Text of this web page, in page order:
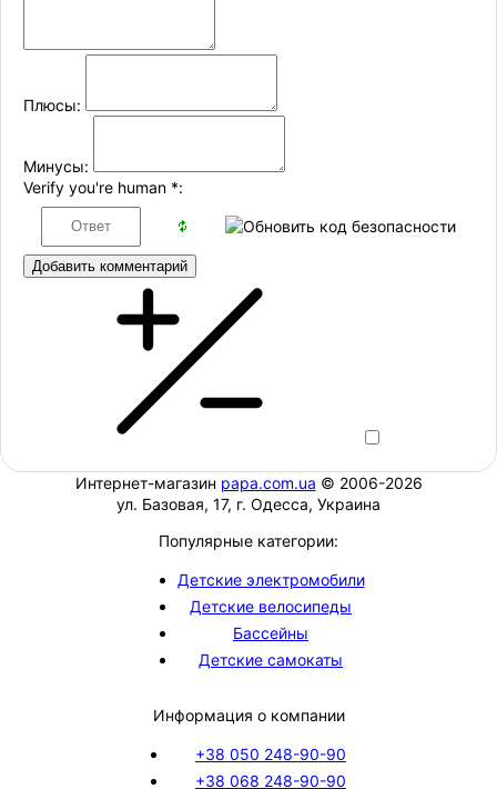
Плюсы:
Минусы:
Verify you're human *:
Добавить комментарий
Интернет-магазин papa.com.ua © 2006-2026
ул. Базовая, 17, г. Одесса, Украина
Популярные категории:
Детские электромобили
Детские велосипеды
Бассейны
Детские самокаты
Информация о компании
+38 050 248-90-90
+38 068 248-90-90